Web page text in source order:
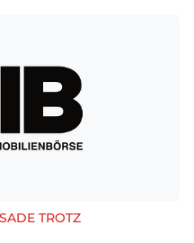
TROTZ